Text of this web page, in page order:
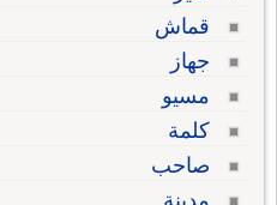
قماش
جهاز
مسيو
كلمة
صاحب